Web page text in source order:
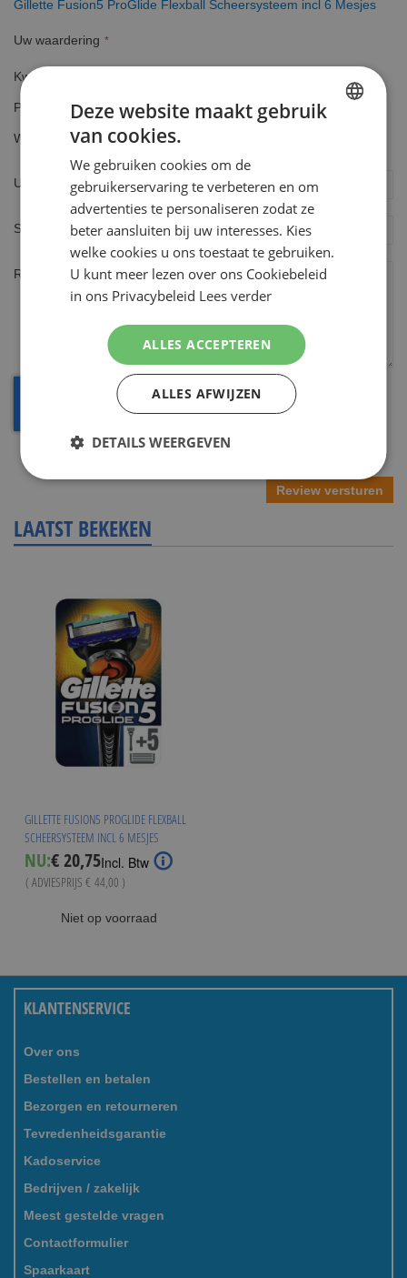
Gillette Fusion5 ProGlide Flexball Scheersysteem incl 6 Mesjes
Uw waardering
Kwaliteit
star
stars
stars
stars
stars
Prijs
star
stars
stars
stars
stars
Waarde
star
stars
stars
stars
stars
Uw naam
Samenvatting
Review
Review versturen
LAATST BEKEKEN
GILLETTE FUSION5 PROGLIDE FLEXBALL
SCHEERSYSTEEM INCL 6 MESJES
NU:Special
Price
€ 20,75Incl. Btw
( ADVIESPRIJS € 44,00 )
Niet op voorraad
KLANTENSERVICE
Over ons
Bestellen en betalen
Bezorgen en retourneren
Tevredenheidsgarantie
Kadoservice
Bedrijven / zakelijk
Meest gestelde vragen
Contactformulier
Spaarkaart
Deze website maakt gebruik
van cookies.
We gebruiken cookies om de
gebruikerservaring te verbeteren en om
advertenties te personaliseren zodat ze
beter aansluiten bij uw interesses. Kies
welke cookies u ons toestaat te gebruiken.
U kunt meer lezen over ons Cookiebeleid
in ons Privacybeleid Lees verder
ALLES ACCEPTEREN
ALLES AFWIJZEN
DETAILS WEERGEVEN